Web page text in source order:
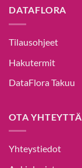
DATAFLORA
Tilausohjeet
Hakutermit
DataFlora Takuu
OTA YHTEYTTÄ
Yhteystiedot